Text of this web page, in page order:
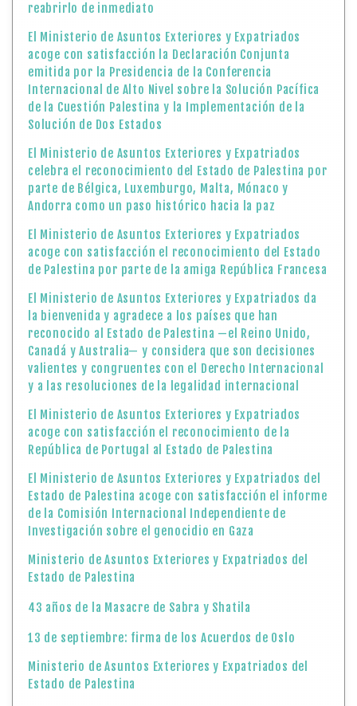
reabrirlo de inmediato
El Ministerio de Asuntos Exteriores y Expatriados
acoge con satisfacción la Declaración Conjunta
emitida por la Presidencia de la Conferencia
Internacional de Alto Nivel sobre la Solución Pacífica
de la Cuestión Palestina y la Implementación de la
Solución de Dos Estados
El Ministerio de Asuntos Exteriores y Expatriados
celebra el reconocimiento del Estado de Palestina por
parte de Bélgica, Luxemburgo, Malta, Mónaco y
Andorra como un paso histórico hacia la paz
El Ministerio de Asuntos Exteriores y Expatriados
acoge con satisfacción el reconocimiento del Estado
de Palestina por parte de la amiga República Francesa
El Ministerio de Asuntos Exteriores y Expatriados da
la bienvenida y agradece a los países que han
reconocido al Estado de Palestina —el Reino Unido,
Canadá y Australia— y considera que son decisiones
valientes y congruentes con el Derecho Internacional
y a las resoluciones de la legalidad internacional
El Ministerio de Asuntos Exteriores y Expatriados
acoge con satisfacción el reconocimiento de la
República de Portugal al Estado de Palestina
El Ministerio de Asuntos Exteriores y Expatriados del
Estado de Palestina acoge con satisfacción el informe
de la Comisión Internacional Independiente de
Investigación sobre el genocidio en Gaza
Ministerio de Asuntos Exteriores y Expatriados del
Estado de Palestina
43 años de la Masacre de Sabra y Shatila
13 de septiembre: firma de los Acuerdos de Oslo
Ministerio de Asuntos Exteriores y Expatriados del
Estado de Palestina